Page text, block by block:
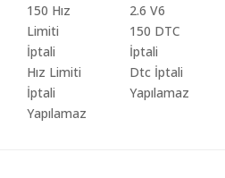
Hız Limiti
İptali
Yapılamaz
Dtc İptali
Yapılamaz